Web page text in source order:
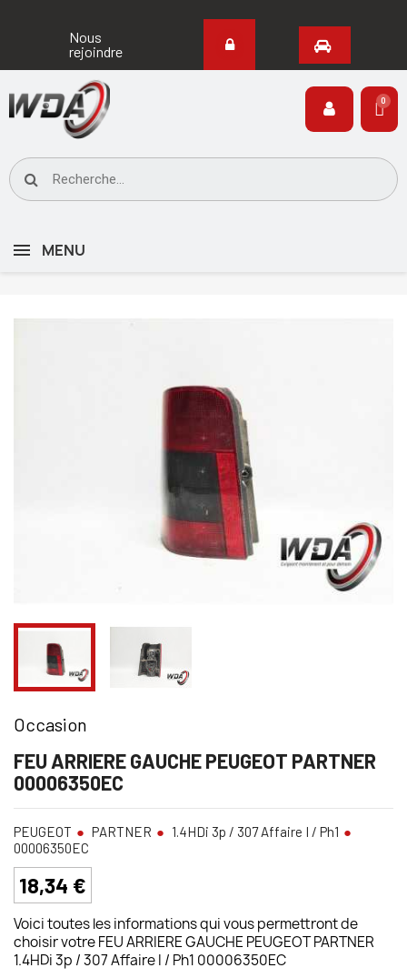
Nous
rejoindre
MENU
Occasion
FEU ARRIERE GAUCHE PEUGEOT PARTNER
00006350EC
PEUGEOT PARTNER
1.4HDi 3p / 307 Affaire I / Ph1
00006350EC
18,34 €
Voici toutes les informations qui vous permettront de
choisir votre FEU ARRIERE GAUCHE PEUGEOT PARTNER
1.4HDi 3p / 307 Affaire I / Ph1 00006350EC